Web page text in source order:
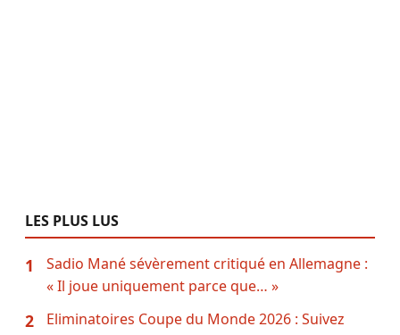
LES PLUS LUS
1
Sadio Mané sévèrement critiqué en Allemagne :
« Il joue uniquement parce que… »
2
Eliminatoires Coupe du Monde 2026 : Suivez